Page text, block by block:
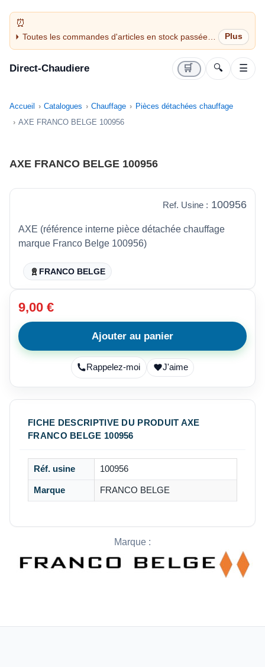
Toutes les commandes d'articles en stock passées
avant 14H sont expédiées le jour même (jours
Direct-Chaudiere 🛒 🔍 ☰
Accueil Catalogues Chauffage
Pièces détachées chauffage
AXE FRANCO BELGE 100956
AXE FRANCO BELGE 100956
Ref. Usine : 100956
AXE (référence interne pièce détachée chauffage
marque Franco Belge 100956)
FRANCO BELGE
9,00 €
Ajouter au panier
Rappelez-moi J'aime
FICHE DESCRIPTIVE DU PRODUIT AXE
FRANCO BELGE 100956
Réf. usine 100956
Marque FRANCO BELGE
Marque :